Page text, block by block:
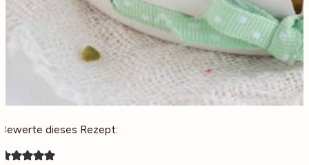
Bewerte dieses Rezept: